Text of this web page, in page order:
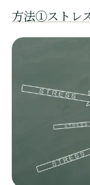
方法①ストレ